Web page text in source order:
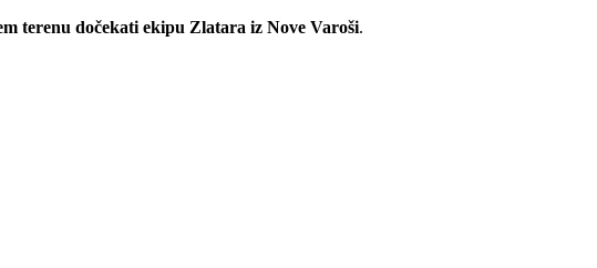
terenu dočekati ekipu Zlatara iz Nove Varoši.